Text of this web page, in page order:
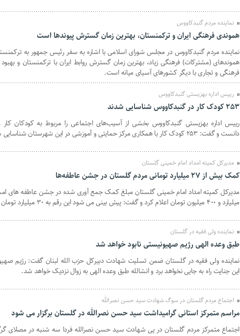
نماینده مردم گنبدکاووس
هموندی فرهنگی ایران و ترکمنستان، بهترین زمان گسترش پیوندها است
نماینده مردم گنبدکاووس در مجلس شورای اسلامی با اشاره به سفر رئیس جمهور به
هموندهای (مشترکات) فرهنگی زیاد، بهترین زمان گسترش روابط ایران با ترکمنستان و بهبود
فرهنگی و تجاری با دیگر کشورهای آسیای میانه است.
رییس اداره بهزیستی گنبدکاووس
۲۵۳ کودک کار در گنبدکاووس شناسایی شدند
رییس اداره بهزیستی گنبدکاووس بخشی از آسیب‌های اجتماعی را مربوط به کودکان کار
دانست و گفت: ۲۵۳ کودک کار با همکاری مرکز حمایتی و آموزشی در این شهرستان شناسایی شدند.
مدیرکل کمیته امداد امام خمینی گلستان
کمک بیش از ۲۷ میلیارد تومانی مردم گلستان در جشن عاطفه‌ها
میلیارد و ۴۰۰ میلیون تومان اعلام کرد و گفت: پیش بینی می شود این رقم به ۳۰ میلیارد تومان برسد.
نماینده ولی فقیه در گلستان
طبق وعده الهی رژیم صهیونیستی نابود خواهد شد
نماینده ولی فقیه در گلستان ضمن تسلیت شهادت دبیرکل حزب الله لبنان گفت: رژیم
این جنایت راه به جایی نخواهد برد و انشالله طبق وعده الهی به زوال نزدیک خواهد شد.
اجتماع مردم گلستان در سوگ شهادت سید حسن نصرالله
مراسم متمرکز استانی گرامیداشت سید حسن نصرالله در گلستان برگزار می شود
اجتماع متمرکز مردم گلستان در پی شهادت سید حسن نصرالله فردا سه شنبه در مصلای